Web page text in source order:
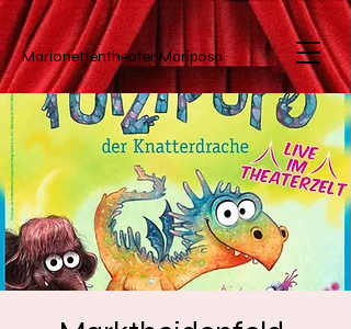
Marionettentheater Mariposa